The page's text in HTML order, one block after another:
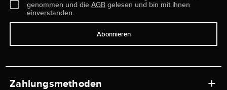
genommen und dieAGB gelesen und bin mit ihnen
einverstanden.
Abonnieren
Zahlungsmethoden